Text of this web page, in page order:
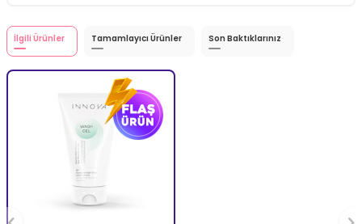
İlgili Ürünler Tamamlayıcı Ürünler Son Baktıklarınız